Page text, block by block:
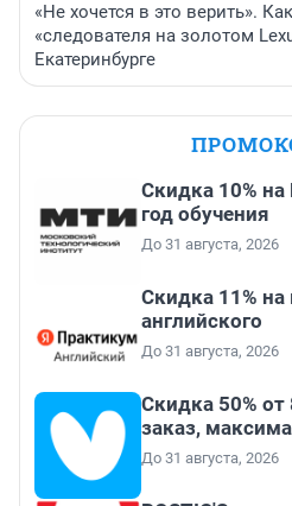
«Не хочется в это верить».
«следователя на золотом
Екатеринбурге
Скидка 10%
год обучения
До 31 августа, 2026
Скидка 11% на
английского
До 31 августа, 2026
Скидка 50%
заказ,
До 31 августа, 2026